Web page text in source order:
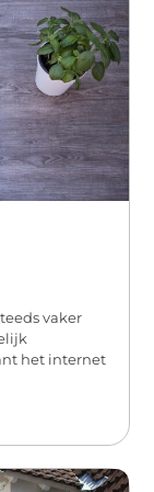
vaker
het internet